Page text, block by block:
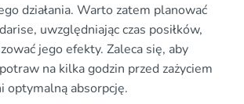
działania. Warto zatem planować
uwzględniając czas posiłków,
jego efekty. Zaleca się, aby
na kilka godzin przed zażyciem
optymalną absorpcję.